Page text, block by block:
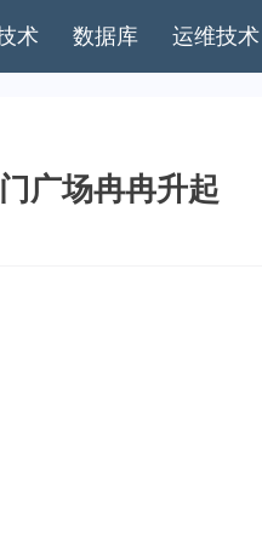
术 数据库 运维技术
广场冉冉升起